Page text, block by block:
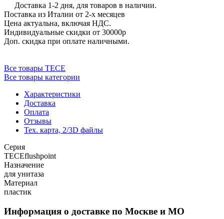
Доставка 1-2 дня, для товаров в наличии.
Поставка из Италии от 2-х месяцев
Цена актуальна, включая НДС.
Индивидуальные скидки от 30000р
Доп. скидка при оплате наличными.
Все товары TECE
Все товары категории
Характеристики
Доставка
Оплата
Отзывы
Тех. карта, 2/3D файлы
Серия
TECEflushpoint
Назначение
для унитаза
Материал
пластик
Информация о доставке по Москве и МО